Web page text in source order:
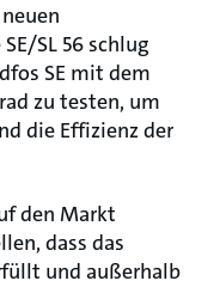
SL 56 schlug
SE mit dem
zu testen, um
die Effizienz der
den Markt
dass das
und außerhalb